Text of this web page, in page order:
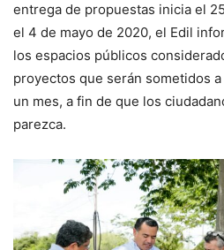
entrega de propuestas inicia el
el 4 de mayo de 2020, el Edil
los espacios públicos
proyectos que serán sometidos
un mes, a fin de que los
parezca.